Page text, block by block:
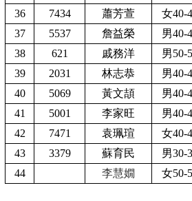
36
7434 蕭芳萱
女40-
37
5537 詹益榮
男40-
38
621 戚務洋
男50-
39
2031 林志恭
男40-
40
5069 黃文頡
男40-
41
5001 李家旺
男40-
42
7471 袁珮瑄
女40-
43
3379 蘇育民
男30-
44
李慧嫺 女50-5